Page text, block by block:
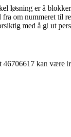
løsning er å
fra om nummeret til
med å gi ut
46706617 kan være